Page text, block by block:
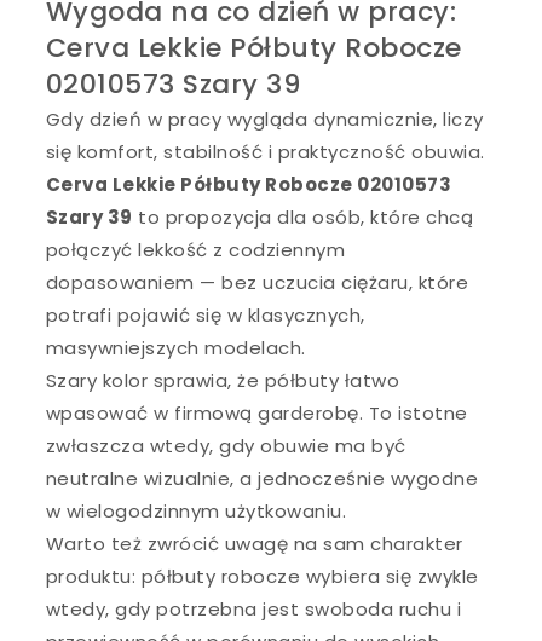
Wygoda na co dzień w pracy:
Cerva Lekkie Półbuty Robocze
02010573 Szary 39
Gdy dzień w pracy wygląda dynamicznie, liczy
się komfort, stabilność i praktyczność obuwia.
Cerva Lekkie Półbuty Robocze 02010573
Szary 39 to propozycja dla osób, które chcą
połączyć lekkość z codziennym
dopasowaniem — bez uczucia ciężaru, które
potrafi pojawić się w klasycznych,
masywniejszych modelach.
Szary kolor sprawia, że półbuty łatwo
wpasować w firmową garderobę. To istotne
zwłaszcza wtedy, gdy obuwie ma być
neutralne wizualnie, a jednocześnie wygodne
w wielogodzinnym użytkowaniu.
Warto też zwrócić uwagę na sam charakter
produktu: półbuty robocze wybiera się zwykle
wtedy, gdy potrzebna jest swoboda ruchu i